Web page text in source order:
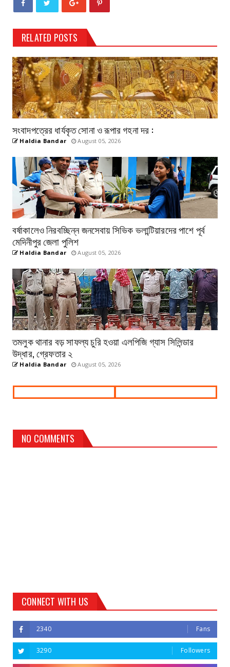
RELATED POSTS
সংবাদপত্রের ধার্যকৃত সোনা ও রূপার গহনা দর :
Haldia Bandar August 05, 2026
বর্ষাকালেও নিরবচ্ছিন্ন জনসেবায় সিভিক ভলান্টিয়ারদের পাশে পূর্ব
মেদিনীপুর জেলা পুলিশ
Haldia Bandar August 05, 2026
তমলুক থানার বড় সাফল্য চুরি হওয়া এলপিজি গ্যাস সিলিন্ডার
উদ্ধার, গ্রেফতার ২
Haldia Bandar August 05, 2026
NO COMMENTS
CONNECT WITH US
2340 Fans
3290 Followers